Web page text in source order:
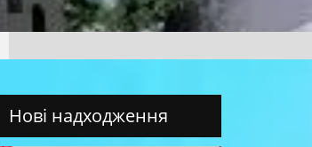
Нові надходження